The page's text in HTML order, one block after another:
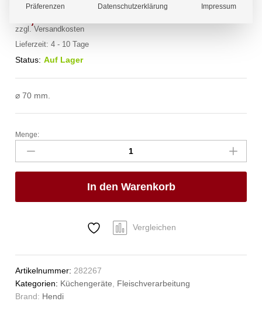
zzgl.Versandkosten
Lieferzeit:4 - 10 Tage
Status: Auf Lager
⌀ 70 mm.
Lochscheibe
Fleischwolf,
HENDI,
ø2mm
Menge:
In den Warenkorb
Vergleichen
Artikelnummer: 282267
Kategorien: Küchengeräte
Fleischverarbeitung
Brand: Hendi
Präferenzen Datenschutzerklärung Impressum